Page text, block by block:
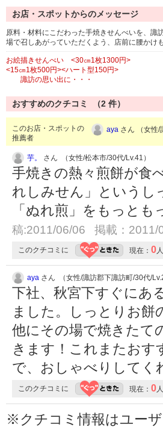
お店・スポットからのメッセージ
原料・材料にこだわった手焼きせんべいを、諏
場で召しあがっていただくよう、店前に腰かけ
お絵描きせんべい <30㎝1枚1300円>
<15㎝1枚500円><ハート型150円>
諏訪の思い出に・・・
おすすめのクチコミ （2 件）
このお店・スポットの
推薦者
aya さん （女性/
芋。 さん （女性/松本市/30代/Lv.41）
手焼きの熱々煎餅が食
れしみせん」というし
「ぬれ煎」をもっと
稿:2011/06/06 掲載：2011/
このクチコミに 現在： 0人
aya さん （女性/諏訪郡下諏訪町/30代/Lv.2
下社、秋宮下すぐにあ
ました。しっとりお
他にその場で焼きたて
きます！これまたおす
で、おしゃべりしてく
このクチコミに 現在： 0人
※クチコミ情報はユー